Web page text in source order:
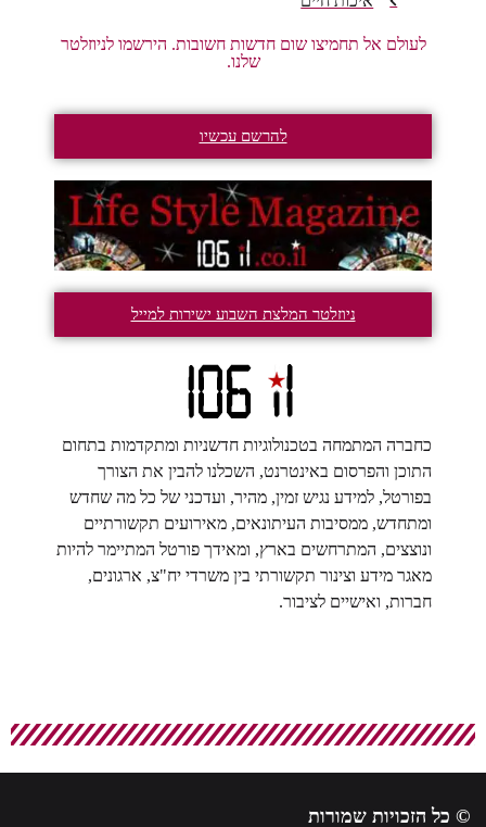
לעולם אל תחמיצו שום חדשות חשובות. הירשמו לניוזלטר
שלנו.
להרשם עכשיו
ניוזלטר המלצת השבוע ישירות למייל
כחברה המתמחה בטכנולוגיות חדשניות ומתקדמות בתחום
התוכן והפרסום באינטרנט, השכלנו להבין את הצורך
בפורטל, למידע נגיש זמין, מהיר, ועדכני של כל מה שחדש
ומתחדש, ממסיבות העיתונאים, מאירועים תקשורתיים
ונוצצים, המתרחשים בארץ, ומאידך פורטל המתיימר להיות
מאגר מידע וצינור תקשורתי בין משרדי יח"צ, ארגונים,
חברות, ואישיים לציבור.
© כל הזכויות שמורות